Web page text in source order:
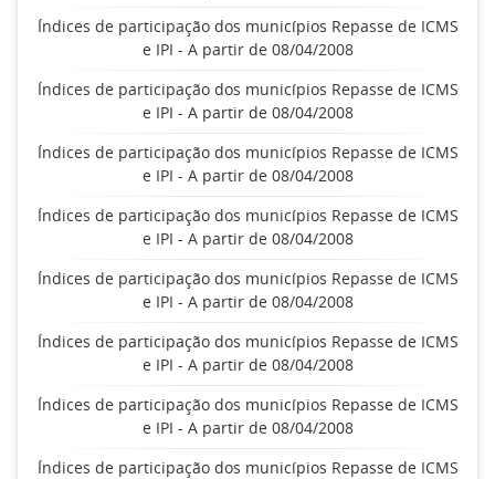
Índices de participação dos municípios Repasse de ICMS
e IPI - A partir de 08/04/2008
Índices de participação dos municípios Repasse de ICMS
e IPI - A partir de 08/04/2008
Índices de participação dos municípios Repasse de ICMS
e IPI - A partir de 08/04/2008
Índices de participação dos municípios Repasse de ICMS
e IPI - A partir de 08/04/2008
Índices de participação dos municípios Repasse de ICMS
e IPI - A partir de 08/04/2008
Índices de participação dos municípios Repasse de ICMS
e IPI - A partir de 08/04/2008
Índices de participação dos municípios Repasse de ICMS
e IPI - A partir de 08/04/2008
Índices de participação dos municípios Repasse de ICMS